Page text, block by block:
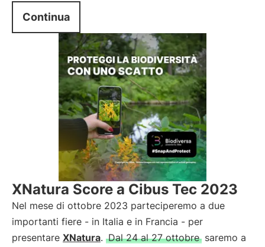
Continua
XNatura Score a Cibus Tec 2023
Nel mese di ottobre 2023 parteciperemo a due
importanti fiere - in Italia e in Francia - per
presentare XNatura. Dal 24 al 27 ottobre saremo a